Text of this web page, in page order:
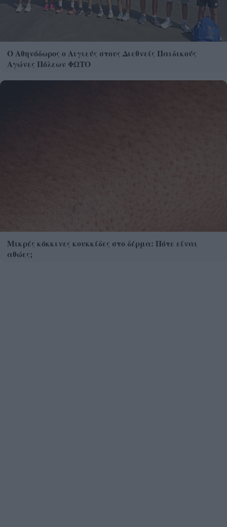
Ο Αθηνόδωρος ο Αιγιεύς στους Διεθνείς Παιδικούς
Αγώνες Πόλεων ΦΩΤΟ
Μικρές κόκκινες κουκκίδες στο δέρμα: Πότε είναι
αθώες;